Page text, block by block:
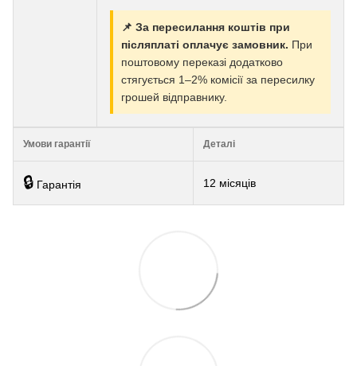
📌 За пересилання коштів при
післяплаті оплачує замовник. При
поштовому переказі додатково
стягується 1–2% комісії за пересилку
грошей відправнику.
Умови гарантії Деталі
🔒 Гарантія 12 місяців